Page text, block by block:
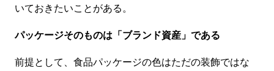
いておきたいことがある。
パッケージそのものは「ブランド資産」である
前提として、食品パッケージの色はただの装飾ではな